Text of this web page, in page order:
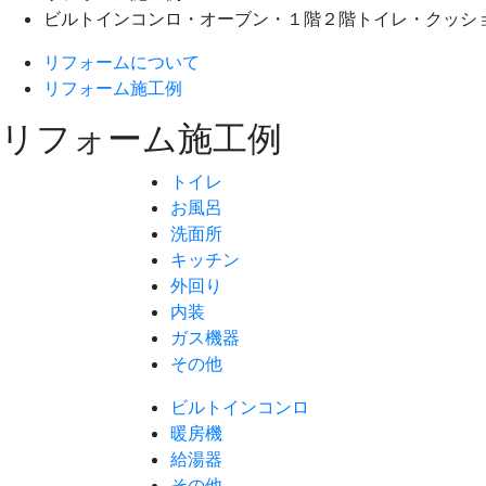
ビルトインコンロ・オーブン・１階２階トイレ・クッシ
リフォームについて
リフォーム施工例
リフォーム施工例
トイレ
お風呂
洗面所
キッチン
外回り
内装
ガス機器
その他
ビルトインコンロ
暖房機
給湯器